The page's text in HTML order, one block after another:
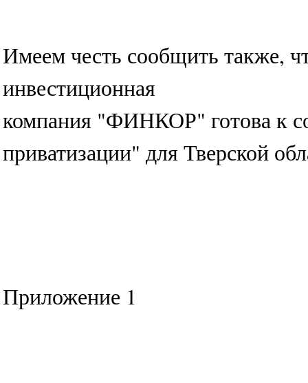
Имеем честь сообщить также,
инвестиционная
компания "ФИНКОР" готова к
приватизации" для Тверской
Приложение 1